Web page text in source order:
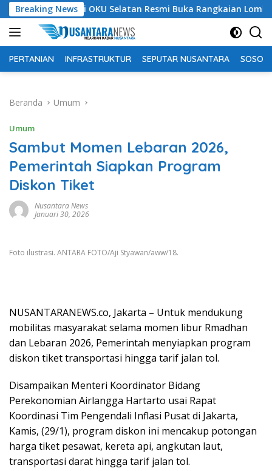
Langsung
ke
konten
Breaking News
Bupati OKU Selatan Resmi Buka Rangkaian Lomba
PERTANIAN INFRASTRUKTUR SEPUTAR NUSANTARA SOSOK
Beranda Umum
Umum
Sambut Momen Lebaran 2026,
Pemerintah Siapkan Program
Diskon Tiket
Nusantara News
Januari 30, 2026
Foto ilustrasi. ANTARA FOTO/Aji Styawan/aww/18.
NUSANTARANEWS.co, Jakarta – Untuk mendukung
mobilitas masyarakat selama momen libur Rmadhan
dan Lebaran 2026, Pemerintah menyiapkan program
diskon tiket transportasi hingga tarif jalan tol.
Disampaikan Menteri Koordinator Bidang
Perekonomian Airlangga Hartarto usai Rapat
Koordinasi Tim Pengendali Inflasi Pusat di Jakarta,
Kamis, (29/1), program diskon ini mencakup potongan
harga tiket pesawat, kereta api, angkutan laut,
transportasi darat hingga tarif jalan tol.